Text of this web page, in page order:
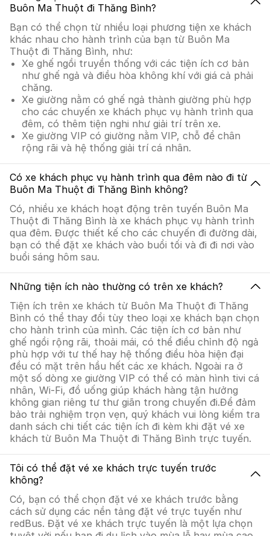
Buôn Ma Thuột đi Thăng Bình?
Bạn có thể chọn từ nhiều loại phương tiện xe khách
khác nhau cho hành trình của bạn từ Buôn Ma
Thuột đi Thăng Bình, như:
Xe ghế ngồi truyền thống với các tiện ích cơ bản
như ghế ngả và điều hòa không khí với giá cả phải
chăng.
Xe giường nằm có ghế ngả thành giường phù hợp
cho các chuyến xe khách phục vụ hành trình qua
đêm, có thêm tiện nghi như giải trí trên xe.
Xe giường VIP có giường nằm VIP, chỗ để chân
rộng rãi và hệ thống giải trí cá nhân.
Có xe khách phục vụ hành trình qua đêm nào đi từ
Buôn Ma Thuột đi Thăng Bình không?
Có, nhiều xe khách hoạt động trên tuyến Buôn Ma
Thuột đi Thăng Bình là xe khách phục vụ hành trình
qua đêm. Được thiết kế cho các chuyến đi đường dài,
bạn có thể đặt xe khách vào buổi tối và đi đi nơi vào
buổi sáng hôm sau.
Những tiện ích nào thường có trên xe khách?
Tiện ích trên xe khách từ Buôn Ma Thuột đi Thăng
Bình có thể thay đổi tùy theo loại xe khách bạn chọn
cho hành trình của mình. Các tiện ích cơ bản như
ghế ngồi rộng rãi, thoải mái, có thể điều chỉnh độ ngả
phù hợp với tư thế hay hệ thống điều hòa hiện đại
đều có mặt trên hầu hết các xe khách. Ngoài ra ở
một số dòng xe giường VIP có thể có màn hình tivi cá
nhân, Wi-Fi, đồ uống giúp khách hàng tận hưởng
không gian riêng tư thư giãn trong chuyến đi.Để đảm
bảo trải nghiệm trọn vẹn, quý khách vui lòng kiểm tra
danh sách chi tiết các tiện ích đi kèm khi đặt vé xe
khách từ Buôn Ma Thuột đi Thăng Bình trực tuyến.
Tôi có thể đặt vé xe khách trực tuyến trước
không?
Có, bạn có thể chọn đặt vé xe khách trước bằng
cách sử dụng các nền tảng đặt vé trực tuyến như
redBus. Đặt vé xe khách trực tuyến là một lựa chọn